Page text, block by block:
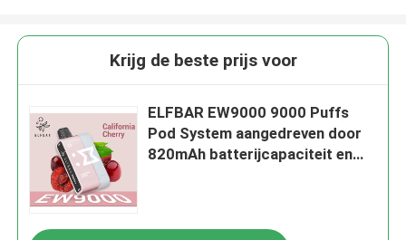
Krijg de beste prijs voor
ELFBAR EW9000 9000 Puffs
Pod System aangedreven door
820mAh batterijcapaciteit en